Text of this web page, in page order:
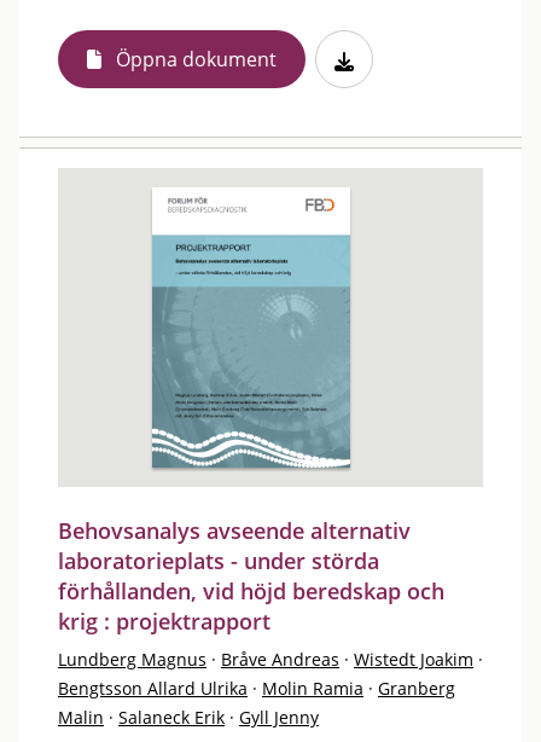
Öppna dokument
Behovsanalys avseende alternativ
laboratorieplats - under störda
förhållanden, vid höjd beredskap och
krig : projektrapport
Lundberg Magnus · Bråve Andreas · Wistedt Joakim ·
Bengtsson Allard Ulrika · Molin Ramia · Granberg
Malin · Salaneck Erik · Gyll Jenny